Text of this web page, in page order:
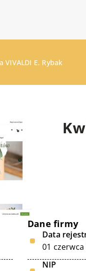
VIVALDI E. Rybak
Dane firmy
Data
01 czerwca
NIP